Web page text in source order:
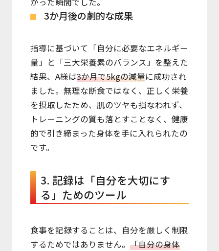
3か月後の劇的な成果
指導に基づいて「自分に必要なエネルギー
量」と「三大栄養素のバランス」を整えた
結果、A様は3か月で5kgの減量に成功され
ました。無理な断食ではなく、正しく栄養
を摂取したため、肌のツヤも損なわれず、
トレーニングの質も落とすことなく、健康
的で引き締まった身体を手に入れられたの
です。
3. 記録は「自分を大切にす
る」ためのツール
食事を記録することは、自分を厳しく制限
するためではありません。 「自分の身体